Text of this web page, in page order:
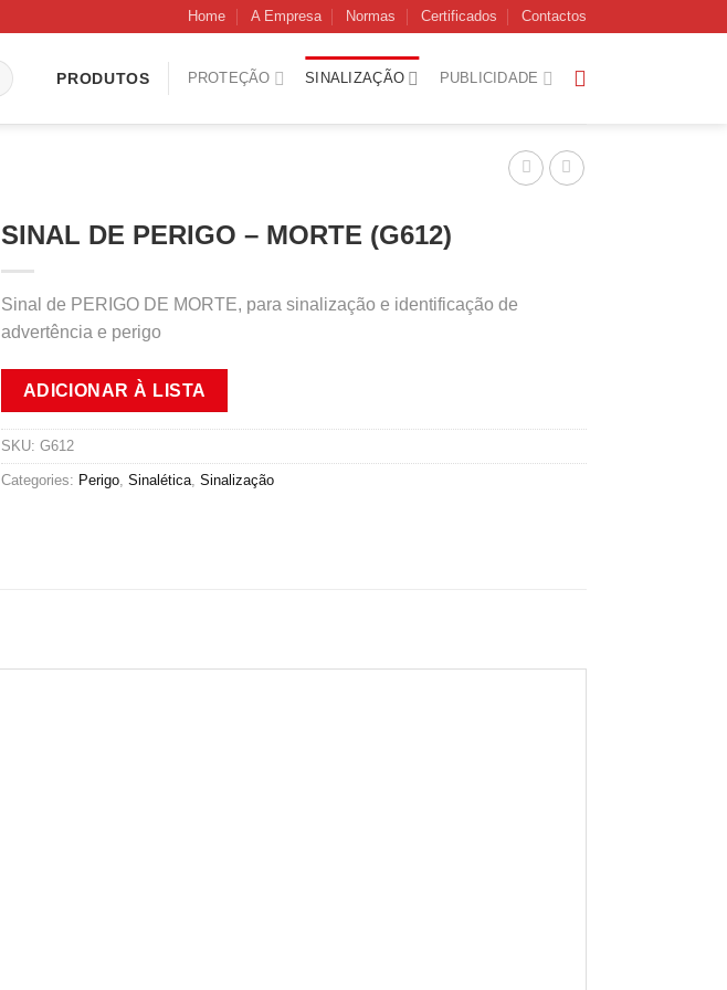
Home A Empresa Normas Certificados Contactos
PRODUTOS PROTEÇÃO SINALIZAÇÃO PUBLICIDADE
SINAL DE PERIGO – MORTE (G612)
Sinal de PERIGO DE MORTE, para sinalização e identificação de
advertência e perigo
ADICIONAR À LISTA
SKU: G612
Categories: Perigo, Sinalética, Sinalização